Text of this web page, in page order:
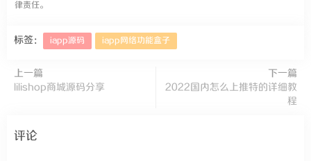
律责任。
标签： iapp源码 iapp网络功能盒子
上一篇
lilishop商城源码分享
下一篇
2022国内怎么上推特的详细教
程
评论